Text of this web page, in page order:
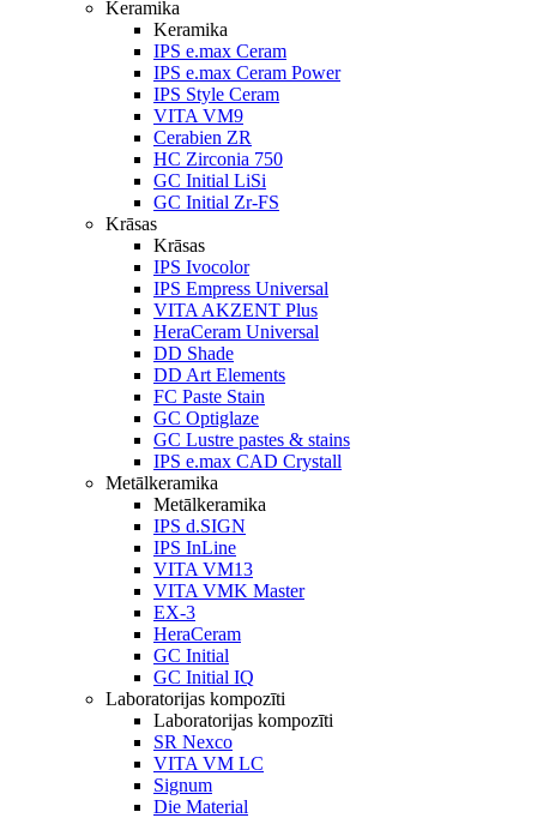
Keramika
Keramika
IPS e.max Ceram
IPS e.max Ceram Power
IPS Style Ceram
VITA VM9
Cerabien ZR
HC Zirconia 750
GC Initial LiSi
GC Initial Zr-FS
Krāsas
Krāsas
IPS Ivocolor
IPS Empress Universal
VITA AKZENT Plus
HeraCeram Universal
DD Shade
DD Art Elements
FC Paste Stain
GC Optiglaze
GC Lustre pastes & stains
IPS e.max CAD Crystall
Metālkeramika
Metālkeramika
IPS d.SIGN
IPS InLine
VITA VM13
VITA VMK Master
EX-3
HeraCeram
GC Initial
GC Initial IQ
Laboratorijas kompozīti
Laboratorijas kompozīti
SR Nexco
VITA VM LC
Signum
Die Material